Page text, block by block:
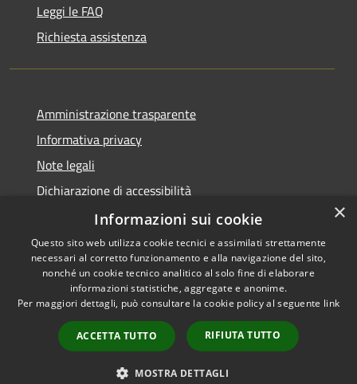
Leggi le FAQ
Richiesta assistenza
Amministrazione trasparente
Informativa privacy
Note legali
Dichiarazione di accessibilità
Piano di miglioramento dei servizi
RSS
Accessibilità
Copyright © 2026 • Comune di
Municipium•
Accesso
redazione
×
Informazioni sui cookie
Questo sito web utilizza cookie tecnici e assimilati strettamente
necessari al corretto funzionamento e alla navigazione del sito,
nonché un cookie tecnico analitico al solo fine di elaborare
informazioni statistiche, aggregate e anonime.
Per maggiori dettagli, può consultare la cookie policy al seguente link
ACCETTA TUTTO RIFIUTA TUTTO
MOSTRA DETTAGLI